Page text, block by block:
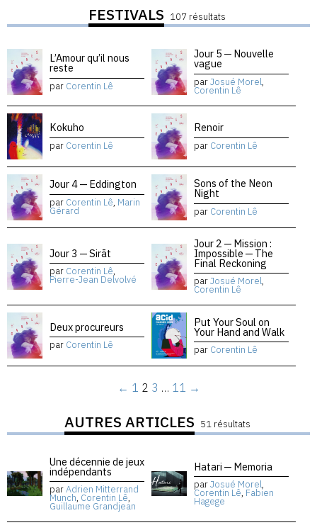
FESTIVALS 107 résultats
L’Amour qu’il nous
reste
par Corentin Lê
Jour 5 — Nouvelle
vague
parJosué Morel,
Corentin Lê
Kokuho
par Corentin Lê
Renoir
par Corentin Lê
Jour 4 — Eddington
par Corentin Lê, Marin
Gérard
Sons of the Neon
Night
par Corentin Lê
Jour 3 — Sirāt
par Corentin Lê,
Pierre-Jean Delvolvé
Jour 2 — Mission :
Impossible — The
Final Reckoning
parJosué Morel,
Corentin Lê
Deux procureurs
par Corentin Lê
Put Your Soul on
Your Hand and Walk
par Corentin Lê
← 1 2 3 … 11 →
AUTRES ARTICLES 51 résultats
Une décennie de jeux
indépendants
parAdrien Mitterrand
Munch, Corentin Lê,
Guillaume Grandjean
Hatari — Memoria
parJosué Morel,
Corentin Lê, Fabien
Hagege